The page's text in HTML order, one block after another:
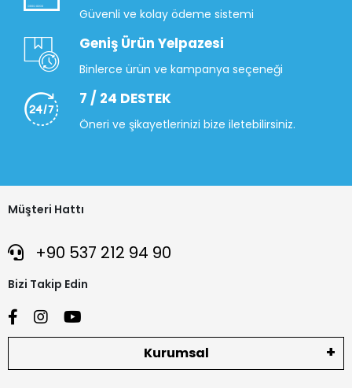
Güvenli ve kolay ödeme sistemi
Geniş Ürün Yelpazesi
Binlerce ürün ve kampanya seçeneği
7 / 24 DESTEK
Öneri ve şikayetlerinizi bize iletebilirsiniz.
Müşteri Hattı
+90 537 212 94 90
Bizi Takip Edin
Kurumsal